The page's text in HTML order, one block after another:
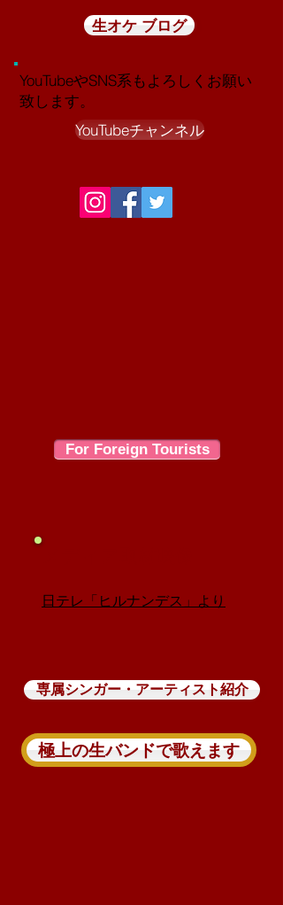
生オケ ブログ
YouTubeやSNS系もよろしくお願い
致します。
YouTubeチャンネル
For Foreign Tourists
日テレ「ヒルナンデス」より
専属シンガー・アーティスト紹介
極上の生バンドで歌えます